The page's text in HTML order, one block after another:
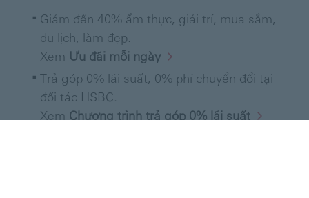
Giảm đến 40% ẩm thực, giải trí, mua sắm,
du lịch, làm đẹp.
Xem Ưu đãi mỗi ngày
Trả góp 0% lãi suất, 0% phí chuyển đổi tại
đối tác HSBC.
XemChương trình trả góp 0% lãisuất